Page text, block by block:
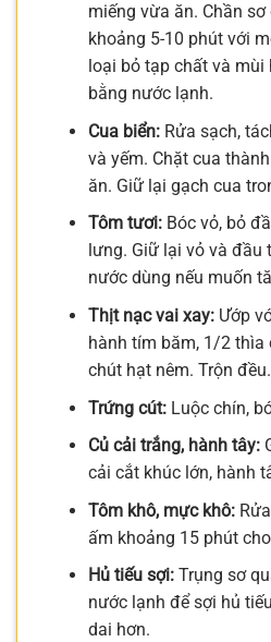
miếng vừa ăn. Chần
khoảng 5-10 phút với
loại bỏ tạp chất và
bằng nước lạnh.
Cua biển:Rửa sạch,
và yếm. Chặt cua
ăn. Giữ lại gạch cua
Tôm tươi:Bóc vỏ, bỏ
lưng. Giữ lại vỏ và đầu
nước dùng nếu muốn
Thịt nạc vai xay:Ướp
hành tím băm, 1/2 thìa
chút hạt nêm. Trộn đều.
Trứng cút:Luộc chín,
Củ cải trắng, hành tây:
cải cắt khúc lớn, hành
Tôm khô, mực khô:
ấm khoảng 15 phút
Hủ tiếu sợi:Trụng sơ
nước lạnh để sợi hủ
dai hơn.